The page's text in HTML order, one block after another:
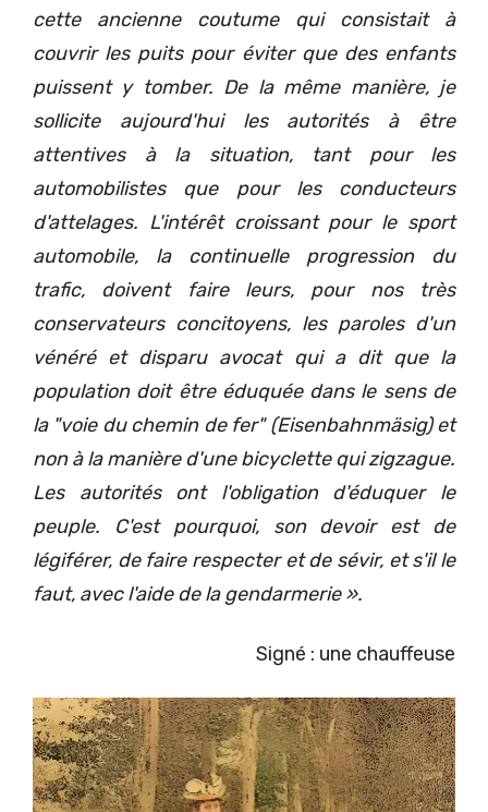
cette ancienne coutume qui consistait à
couvrir les puits pour éviter que des enfants
puissent y tomber. De la même manière, je
sollicite aujourd'hui les autorités à être
attentives à la situation, tant pour les
automobilistes que pour les conducteurs
d'attelages. L'intérêt croissant pour le sport
automobile, la continuelle progression du
trafic, doivent faire leurs, pour nos très
conservateurs concitoyens, les paroles d'un
vénéré et disparu avocat qui a dit que la
population doit être éduquée dans le sens de
la "voie du chemin de fer" (Eisenbahnmäsig) et
non à la manière d'une bicyclette qui zigzague.
Les autorités ont l'obligation d'éduquer le
peuple. C'est pourquoi, son devoir est de
légiférer, de faire respecter et de sévir, et s'il le
faut, avec l'aide de la gendarmerie ».
Signé : une chauffeuse